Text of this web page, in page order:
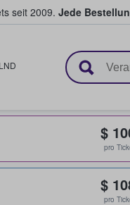
seit 2009. Jede
verkaufen
LND
$
pro
$
pro